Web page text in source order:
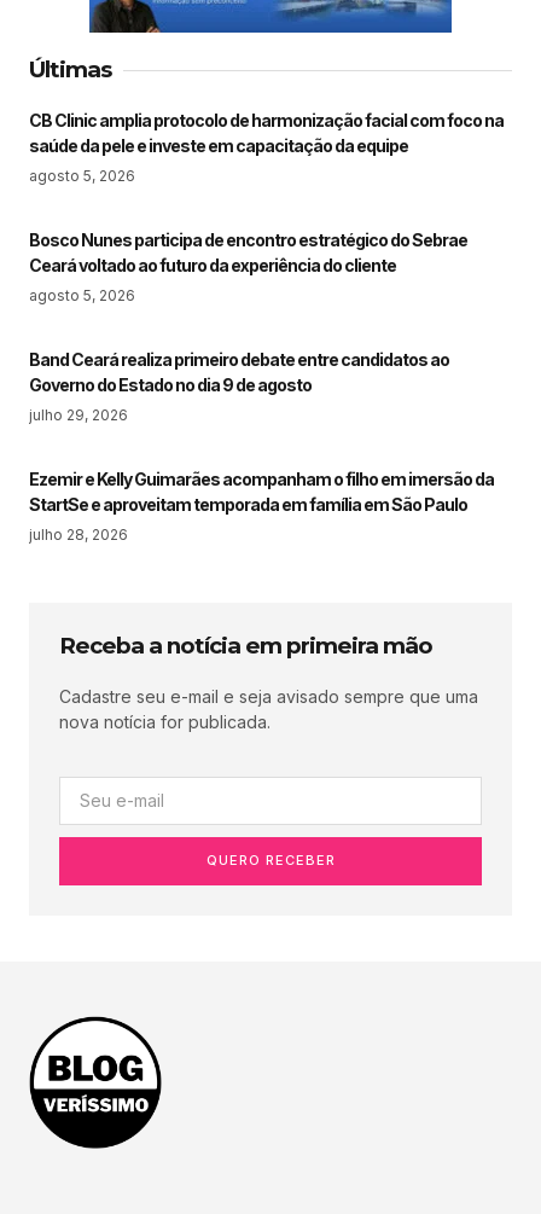
Últimas
CB Clinic amplia protocolo de harmonização facial com foco na
saúde da pele e investe em capacitação da equipe
agosto 5, 2026
Bosco Nunes participa de encontro estratégico do Sebrae
Ceará voltado ao futuro da experiência do cliente
agosto 5, 2026
Band Ceará realiza primeiro debate entre candidatos ao
Governo do Estado no dia 9 de agosto
julho 29, 2026
Ezemir e Kelly Guimarães acompanham o filho em imersão da
StartSe e aproveitam temporada em família em São Paulo
julho 28, 2026
Receba a notícia em primeira mão
Cadastre seu e-mail e seja avisado sempre que uma
nova notícia for publicada.
QUERO RECEBER